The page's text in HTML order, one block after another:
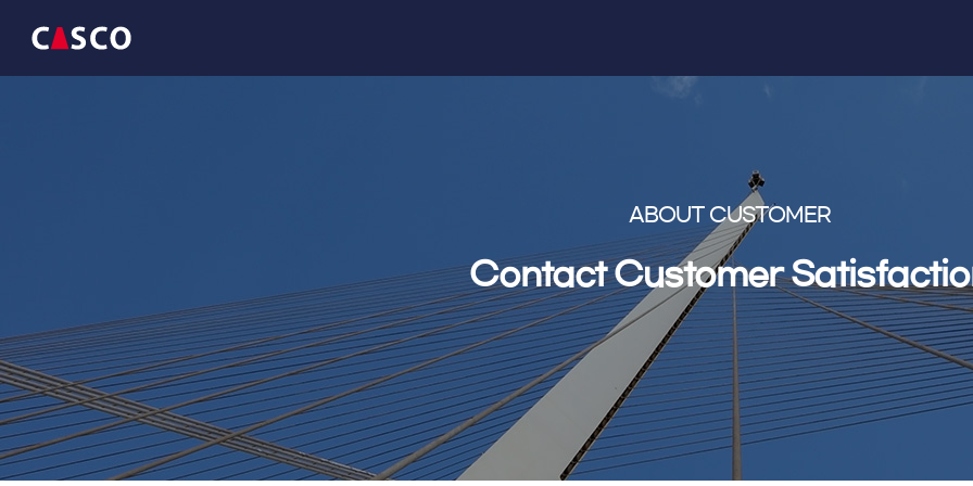
ABOUT CUSTOMER
Contact Customer